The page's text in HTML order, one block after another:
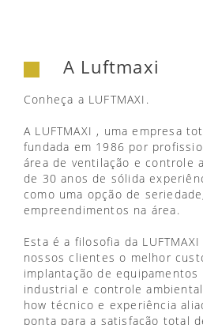
A Luftmaxi
Conheça a LUFTMAXI.
A LUFTMAXI , uma empresa
fundada em 1986 por
área de ventilação e controle
de 30 anos de sólida
como uma opção de
empreendimentos na área.
Esta é a filosofia da
nossos clientes o melhor
implantação de
industrial e controle
how técnico e experiência
ponta para a satisfação total